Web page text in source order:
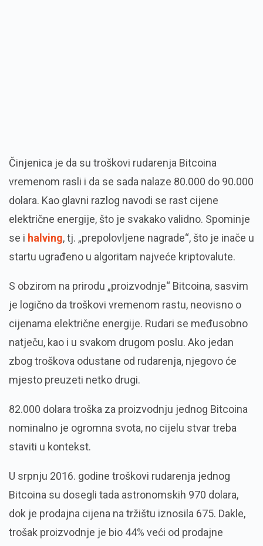
Činjenica je da su troškovi rudarenja Bitcoina
vremenom rasli i da se sada nalaze 80.000 do 90.000
dolara. Kao glavni razlog navodi se rast cijene
električne energije, što je svakako validno. Spominje
se i halving, tj. „prepolovljene nagrade“, što je inače u
startu ugrađeno u algoritam najveće kriptovalute.
S obzirom na prirodu „proizvodnje“ Bitcoina, sasvim
je logično da troškovi vremenom rastu, neovisno o
cijenama električne energije. Rudari se međusobno
natječu, kao i u svakom drugom poslu. Ako jedan
zbog troškova odustane od rudarenja, njegovo će
mjesto preuzeti netko drugi.
82.000 dolara troška za proizvodnju jednog Bitcoina
nominalno je ogromna svota, no cijelu stvar treba
staviti u kontekst.
U srpnju 2016. godine troškovi rudarenja jednog
Bitcoina su dosegli tada astronomskih 970 dolara,
dok je prodajna cijena na tržištu iznosila 675. Dakle,
trošak proizvodnje je bio 44% veći od prodajne